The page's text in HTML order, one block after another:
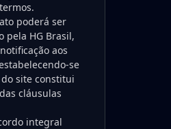
poderá ser
pela HG Brasil,
aos
se
site constitui
cláusulas
integral